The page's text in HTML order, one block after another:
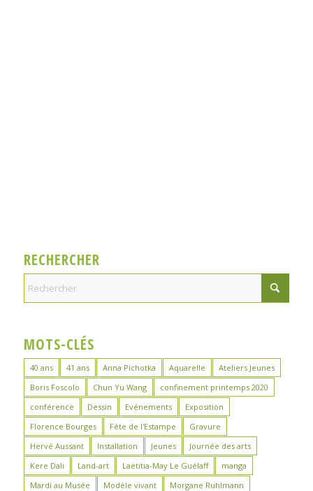
RECHERCHER
MOTS-CLÉS
40 ans 41 ans Anna Pichotka Aquarelle
Ateliers Jeunes
Boris Foscolo
Chun Yu Wang
confinement printemps 2020
conférence
Dessin Evénements
Exposition
Florence Bourges
Fête de l'Estampe
Gravure
Hervé Aussant
Installation Jeunes
Journée des arts
Kere Dali
Land-art Laëtitia-May Le Guélaff
manga
Mardi au Musée
Modèle vivant
Morgane Ruhlmann